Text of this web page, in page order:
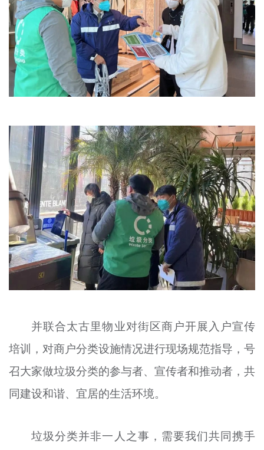
并联合太古里物业对街区商户开展入户宣传
培训，对商户分类设施情况进行现场规范指导，号
召大家做垃圾分类的参与者、宣传者和推动者，共
同建设和谐、宜居的生活环境。
垃圾分类并非一人之事，需要我们共同携手